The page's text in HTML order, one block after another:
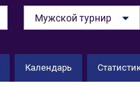
Мужской турнир
Календарь